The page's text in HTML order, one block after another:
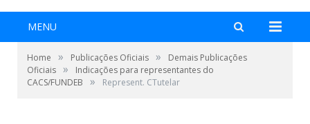
MENU
Home » Publicações Oficiais »
Demais Publicações
Oficiais »
Indicações para representantes do
CACS/FUNDEB
» Represent. CTutelar